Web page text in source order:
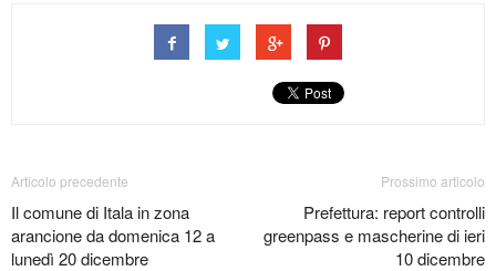
Articolo precedente
Il comune di Itala in zona
arancione da domenica 12 a
lunedì 20 dicembre
Prossimo articolo
Prefettura: report controlli
greenpass e mascherine di ieri
10 dicembre